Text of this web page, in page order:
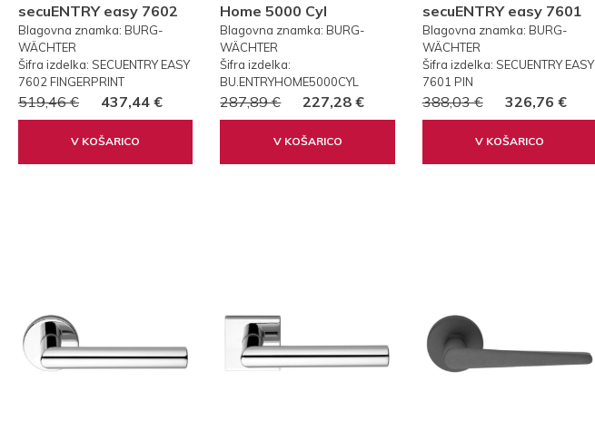
secuENTRY easy 7602
FP PRSTNI ODTIS
Blagovna znamka: BURG-
WÄCHTER
Šifra izdelka: SECUENTRY EASY
7602 FINGERPRINT
519,46 € 437,44 €
V KOŠARICO
Home 5000 Cyl
Blagovna znamka: BURG-
WÄCHTER
Šifra izdelka:
BU.ENTRYHOME5000CYL
287,89 € 227,28 €
V KOŠARICO
secuENTRY easy 7601
PIN KODA
Blagovna znamka: BURG-
WÄCHTER
Šifra izdelka: SECUENTRY EASY
7601 PIN
388,03 € 326,76 €
V KOŠARICO